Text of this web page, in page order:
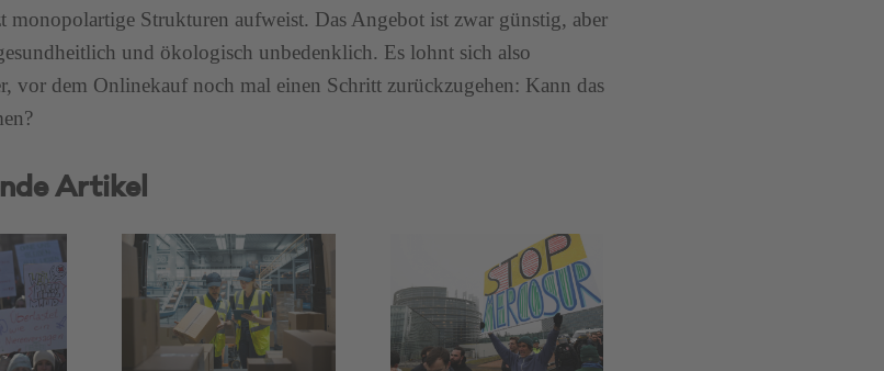
monopolartige Strukturen aufweist. Das Angebot ist zwar günstig, aber
und ökologisch unbedenklich. Es lohnt sich also
vor dem Onlinekauf noch mal einen Schritt zurückzugehen: Kann das
Artikel